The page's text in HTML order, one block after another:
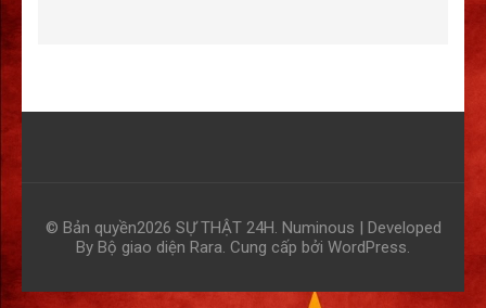
© Bản quyền2026 SỰ THẬT 24H. Numinous | Developed
By Bộ giao diện Rara. Cung cấp bởi WordPress.